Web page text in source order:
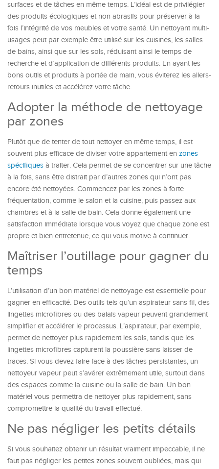
surfaces et de tâches en même temps. L’idéal est de privilégier
des produits écologiques et non abrasifs pour préserver à la
fois l’intégrité de vos meubles et votre santé. Un nettoyant multi-
usages peut par exemple être utilisé sur les cuisines, les salles
de bains, ainsi que sur les sols, réduisant ainsi le temps de
recherche et d’application de différents produits. En ayant les
bons outils et produits à portée de main, vous éviterez les allers-
retours inutiles et accélérez votre tâche.
Adopter la méthode de nettoyage
par zones
Plutôt que de tenter de tout nettoyer en même temps, il est
souvent plus efficace de diviser votre appartement en zones
spécifiques à traiter. Cela permet de se concentrer sur une tâche
à la fois, sans être distrait par d’autres zones qui n’ont pas
encore été nettoyées. Commencez par les zones à forte
fréquentation, comme le salon et la cuisine, puis passez aux
chambres et à la salle de bain. Cela donne également une
satisfaction immédiate lorsque vous voyez que chaque zone est
propre et bien entretenue, ce qui vous motive à continuer.
Maîtriser l’outillage pour gagner du
temps
L’utilisation d’un bon matériel de nettoyage est essentielle pour
gagner en efficacité. Des outils tels qu’un aspirateur sans fil, des
lingettes microfibres ou des balais vapeur peuvent grandement
simplifier et accélérer le processus. L’aspirateur, par exemple,
permet de nettoyer plus rapidement les sols, tandis que les
lingettes microfibres capturent la poussière sans laisser de
traces. Si vous devez faire face à des tâches persistantes, un
nettoyeur vapeur peut s’avérer extrêmement utile, surtout dans
des espaces comme la cuisine ou la salle de bain. Un bon
matériel vous permettra de nettoyer plus rapidement, sans
compromettre la qualité du travail effectué.
Ne pas négliger les petits détails
Si vous souhaitez obtenir un résultat vraiment impeccable, il ne
faut pas négliger les petites zones souvent oubliées, mais qui